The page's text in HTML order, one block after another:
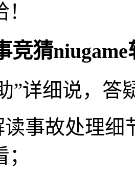
竞猜
”详细说，
读事故处理